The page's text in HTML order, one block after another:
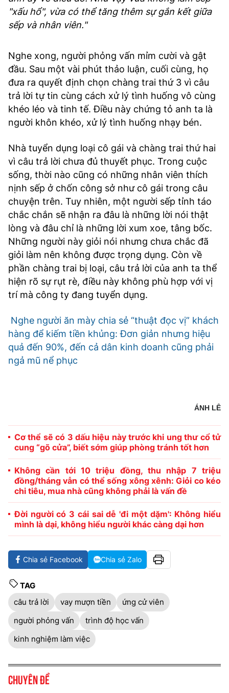
"xấu hổ", vừa có thể tăng thêm sự gắn kết giữa
sếp và nhân viên."
Nghe xong, người phỏng vấn mỉm cười và gật
đầu. Sau một vài phút thảo luận, cuối cùng, họ
đưa ra quyết định chọn chàng trai thứ 3 vì câu
trả lời tự tin cùng cách xử lý tình huống vô cùng
khéo léo và tinh tế. Điều này chứng tỏ anh ta là
người khôn khéo, xử lý tình huống nhạy bén.
Nhà tuyển dụng loại cô gái và chàng trai thứ hai
vì câu trả lời chưa đủ thuyết phục. Trong cuộc
sống, thời nào cũng có những nhân viên thích
nịnh sếp ở chốn công sở như cô gái trong câu
chuyện trên. Tuy nhiên, một người sếp tỉnh táo
chắc chắn sẽ nhận ra đâu là những lời nói thật
lòng và đâu chỉ là những lời xum xoe, tâng bốc.
Những người này giỏi nói nhưng chưa chắc đã
giỏi làm nên không được trọng dụng. Còn về
phần chàng trai bị loại, câu trả lời của anh ta thể
hiện rõ sự rụt rè, điều này không phù hợp với vị
trí mà công ty đang tuyển dụng.
Nghe người ăn mày chia sẻ “thuật đọc vị” khách
hàng để kiếm tiền khủng: Đơn giản nhưng hiệu
quả đến 90%, đến cả dân kinh doanh cũng phải
ngả mũ nể phục
ÁNH LÊ
Cơ thể sẽ có 3 dấu hiệu này trước khi ung thư cổ tử
cung “gõ cửa”, biết sớm giúp phòng tránh tốt hơn
Không cần tới 10 triệu đồng, thu nhập 7 triệu
đồng/tháng vẫn có thể sống xông xênh: Giỏi co kéo
chi tiêu, mua nhà cũng không phải là vấn đề
Đời người có 3 cái sai dễ 'đi một dặm': Không hiểu
mình là dại, không hiểu người khác càng dại hơn
Chia sẻ Facebook Chia sẻ Zalo
TAG
câu trả lời
vay mượn tiền
ứng cử viên
người phỏng vấn
trình độ học vấn
kinh nghiệm làm việc
Chuyên đề